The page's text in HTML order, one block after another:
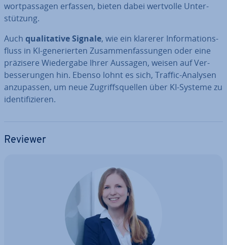
wort­pas­sa­gen erfassen, bieten dabei wertvolle Un­ter­
stüt­zung.
Auch qua­li­ta­ti­ve Signale, wie ein klarerer In­for­ma­ti­ons­
fluss in KI-ge­ne­rier­ten Zu­sam­men­fas­sun­gen oder eine
präzisere Wie­der­ga­be Ihrer Aussagen, weisen auf Ver­
bes­se­run­gen hin. Ebenso lohnt es sich, Traffic-Analysen
an­zu­pas­sen, um neue Zu­griffs­quel­len über KI-Systeme zu
iden­ti­fi­zie­ren.
Reviewer